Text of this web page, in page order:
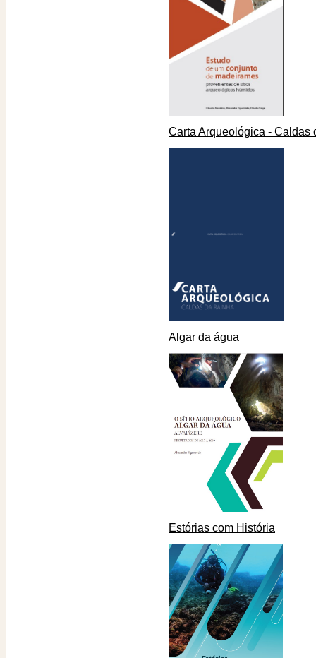
Carta Arqueológica - Caldas
Algar da água
Estórias com História